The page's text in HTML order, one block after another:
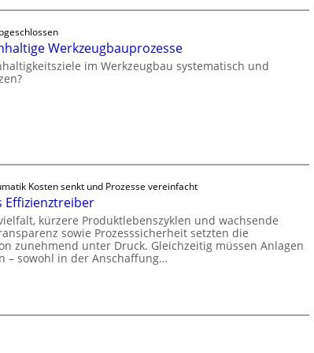
Werkzeugbauprozesse
im Werkzeugbau systematisch und
Kosten senkt und Prozesse vereinfacht
Effizienztreiber
kürzere Produktlebenszyklen und wachsende
sowie Prozesssicherheit setzten die
zunehmend unter Druck. Gleichzeitig müssen Anlagen
– sowohl in der Anschaffung…